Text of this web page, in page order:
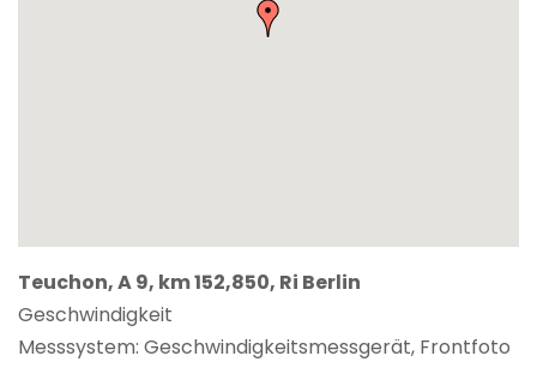
Teuchon, A 9, km 152,850, Ri Berlin
Geschwindigkeit
Messsystem: Geschwindigkeitsmessgerät, Frontfoto